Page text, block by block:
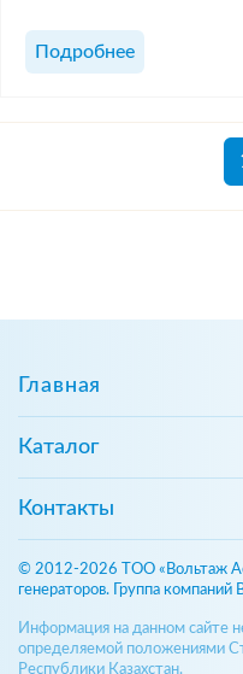
Подробнее
Главная
Каталог
Контакты
© 2012-2026 ТОО «Вольтаж
генераторов. Группа компаний
Информация на данном сайте
определяемой положениями
Республики Казахстан.